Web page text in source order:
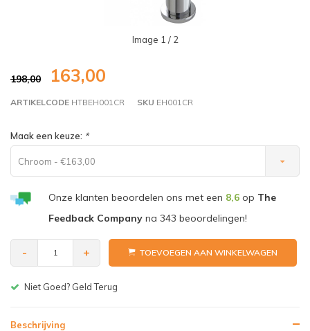
Image 1 / 2
198,00 163,00
ARTIKELCODE HTBEH001CR SKU EH001CR
Maak een keuze: *
Chroom - €163,00
Onze klanten beoordelen ons met een 8,6op The
Feedback Companyna 343 beoordelingen!
- + TOEVOEGEN AAN WINKELWAGEN
Niet Goed? Geld Terug
Beschrijving